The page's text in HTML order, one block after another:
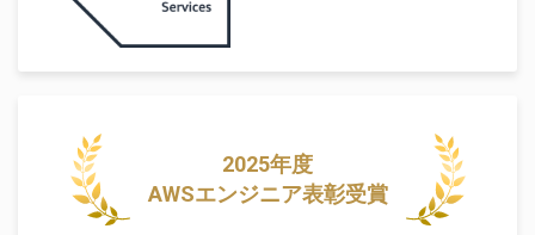
2025年度
AWSエンジニア表彰受賞